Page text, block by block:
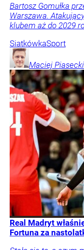
Bartosz Gomułka
Warszawa.
klubem aż do 2029
SiatkówkaSport
Maciej Piasecki
Real Madryt
Fortuna za